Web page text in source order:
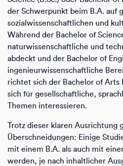
der Schwerpunkt beim B.A. auf
sozialwissenschaftlichen und
Während der Bachelor of
naturwissenschaftliche und
abdeckt und der Bachelor of
ingenieurwissenschaftliche
richtet sich der Bachelor of Arts
sich für gesellschaftliche,
Themen interessieren.
Trotz dieser klaren Ausrichtung
Überschneidungen: Einige
mit einem B.A. als auch mit
werden, je nach inhaltlicher